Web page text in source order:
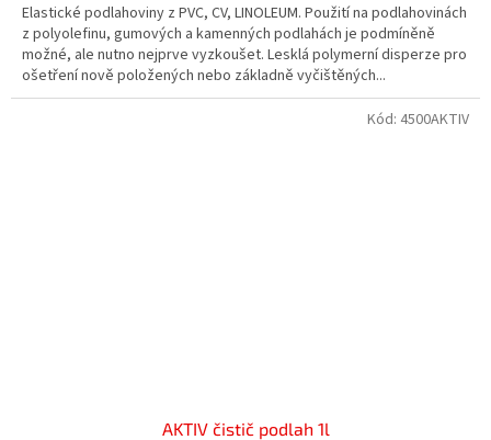
Elastické podlahoviny z PVC, CV, LINOLEUM. Použití na podlahovinách
z polyolefinu, gumových a kamenných podlahách je podmíněně
možné, ale nutno nejprve vyzkoušet. Lesklá polymerní disperze pro
ošetření nově položených nebo základně vyčištěných...
AKTIV čistič podlah 1l
Kód: 4500AKTIV